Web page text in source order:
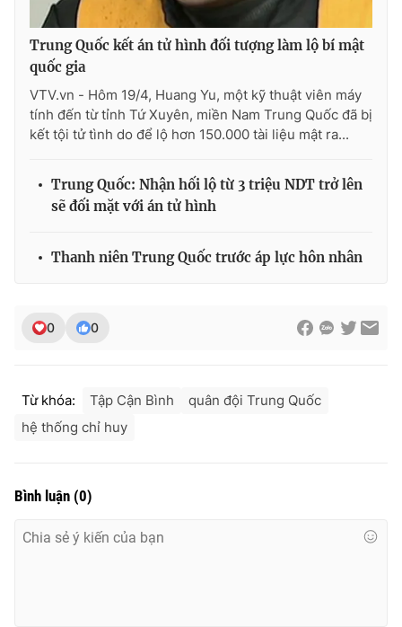
THỜI BÁO VTV
Theo dõi báo trên
Cơ quan báo chí:Thời báo VTV
Tổng Biên tập:
Ðiện thoại Thời báo VTV:
024.66 897 897
Email:toasoan@vtv.vn
Trung Quốc kết án tử hình đối tượng làm lộ bí mật
quốc gia
VTV.vn - Hôm 19/4, Huang Yu, một kỹ thuật viên máy
tính đến từ tỉnh Tứ Xuyên, miền Nam Trung Quốc đã bị
kết tội tử tình do để lộ hơn 150.000 tài liệu mật ra...
Trung Quốc: Nhận hối lộ từ 3 triệu NDT trở lên
sẽ đối mặt với án tử hình
Thanh niên Trung Quốc trước áp lực hôn nhân
0 0
Từ khóa: Tập Cận Bình
quân đội Trung Quốc
hệ thống chỉ huy
Bình luận (0)